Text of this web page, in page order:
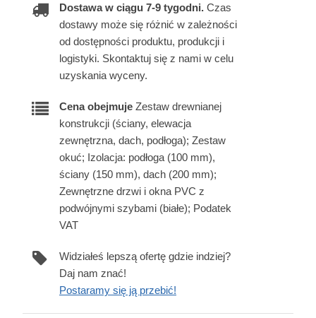
Dostawa w ciągu 7-9 tygodni. Czas
dostawy może się różnić w zależności
od dostępności produktu, produkcji i
logistyki. Skontaktuj się z nami w celu
uzyskania wyceny.
Cena obejmuje Zestaw drewnianej
konstrukcji (ściany, elewacja
zewnętrzna, dach, podłoga); Zestaw
okuć; Izolacja: podłoga (100 mm),
ściany (150 mm), dach (200 mm);
Zewnętrzne drzwi i okna PVC z
podwójnymi szybami (białe); Podatek
VAT
Widziałeś lepszą ofertę gdzie indziej?
Daj nam znać!
Postaramy się ją przebić!